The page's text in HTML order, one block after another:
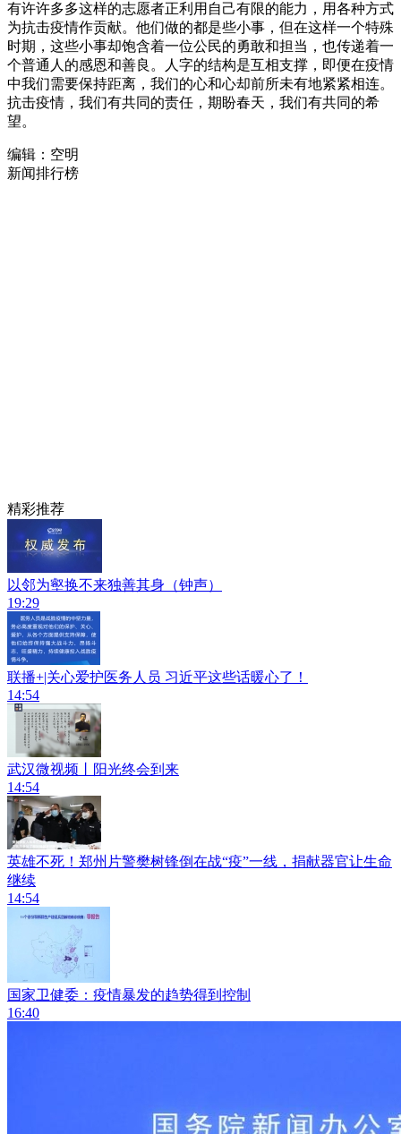
有许许多多这样的志愿者正利用自己有限的能力，用各种方式
为抗击疫情作贡献。他们做的都是些小事，但在这样一个特殊
时期，这些小事却饱含着一位公民的勇敢和担当，也传递着一
个普通人的感恩和善良。人字的结构是互相支撑，即便在疫情
中我们需要保持距离，我们的心和心却前所未有地紧紧相连。
抗击疫情，我们有共同的责任，期盼春天，我们有共同的希
望。
编辑：空明
新闻排行榜
精彩推荐
以邻为壑换不来独善其身（钟声）
19:29
联播+|关心爱护医务人员 习近平这些话暖心了！
14:54
武汉微视频丨阳光终会到来
14:54
英雄不死！郑州片警樊树锋倒在战“疫”一线，捐献器官让生命
继续
14:54
国家卫健委：疫情暴发的趋势得到控制
16:40